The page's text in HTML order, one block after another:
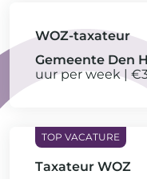
WOZ-taxateur
Gemeente Den
uur per week
Taxateur WOZ